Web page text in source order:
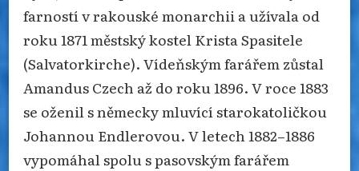
farností v rakouské monarchii a užívala od
roku 1871 městský kostel Krista Spasitele
(Salvatorkirche). Vídeňským farářem zůstal
Amandus Czech až do roku 1896. V roce 1883
se oženil s německy mluvící starokatoličkou
Johannou Endlerovou. V letech 1882–1886
vypomáhal spolu s pasovským farářem